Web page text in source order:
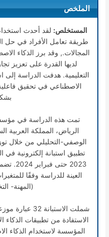
الملخص
المستخلص:
طريقة تعامل الأفراد في حل
المجالات., وقد برز الذكاء
لديها القدرة على تعزيز
التعليمية. هدفت الدراسة
الاصطناعي في تحقيق فاعلية
تمت هذه الدراسة في
الرياض، المملكة العربية
الوصفي-التحليلي من خلال
تطبيق استبانة إلكترونية في
2023
العينة للدراسة وفقًا
(المهنة-
شملت
الاستفادة من تطبيقات
المؤسسة لاستخدام الذكاء